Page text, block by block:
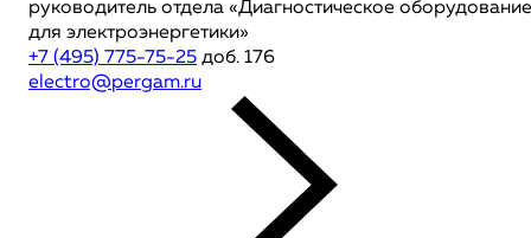
руководитель отдела «Диагностическое оборудование
для электроэнергетики»
+7 (495) 775-75-25 доб. 176
electro@pergam.ru